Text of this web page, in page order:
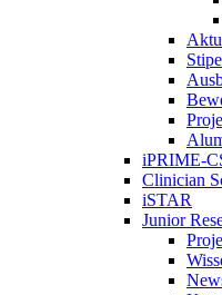
iPRIME-
Clinician
iSTAR
Junior